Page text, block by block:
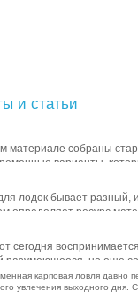
и статьи
материале собраны
варианты,
лодок бывает разный,
определяет ресурс
сегодня
разумеющееся, но еще
б [..]
карповая ловля давно
увлечения выходного дня.